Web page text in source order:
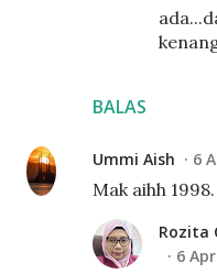
BALAS
Ummi Aish 6
Mak aihh
Rozita
6